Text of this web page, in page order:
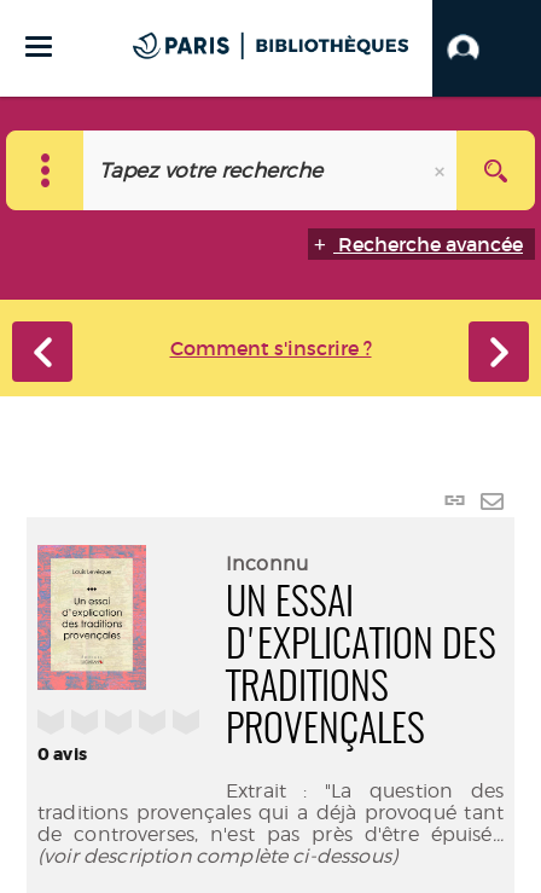
Recherche avancée
Comment s'inscrire ?
Lien
0avis
Inconnu
UN ESSAI
D'EXPLICATION DES
TRADITIONS
PROVENÇALES
Extrait : "La question des
traditions provençales qui a déjà provoqué tant
de controverses, n'est pas près d'être épuisé...
(voir description complète ci-dessous)